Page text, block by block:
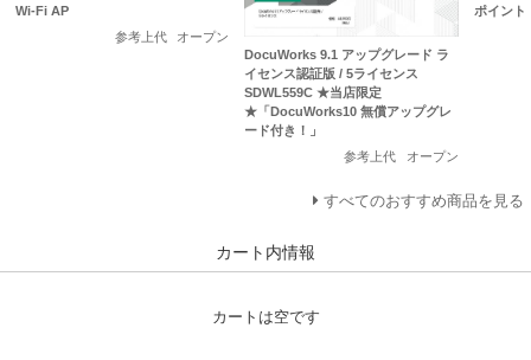
Wi-Fi AP
参考上代
オープン
DocuWorks 9.1 アップグレード ラ
イセンス認証版 / 5ライセンス
SDWL559C ★当店限定
★「DocuWorks10 無償アップグレ
ード付き！」
参考上代
オープン
ポイント
すべてのおすすめ商品を見る
カート内情報
カートは空です